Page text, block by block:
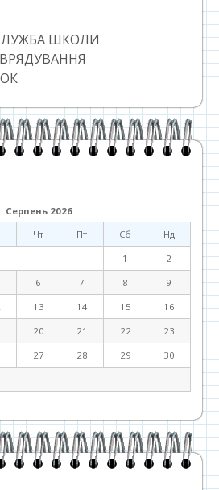
ШКОЛИ
Серпень 2026
Чт Пт Сб
Нд
1
2
6 7 8
9
13 14 15
16
20 21 22
23
27 28 29
30